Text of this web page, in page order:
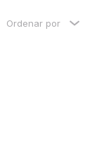
Ordenar por